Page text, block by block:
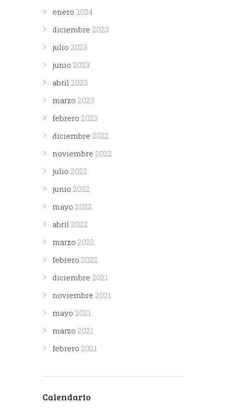
enero 2024
diciembre 2023
julio 2023
junio 2023
abril 2023
marzo 2023
febrero 2023
diciembre 2022
noviembre 2022
julio 2022
junio 2022
mayo 2022
abril 2022
marzo 2022
febrero 2022
diciembre 2021
noviembre 2021
mayo 2021
marzo 2021
febrero 2021
Calendario